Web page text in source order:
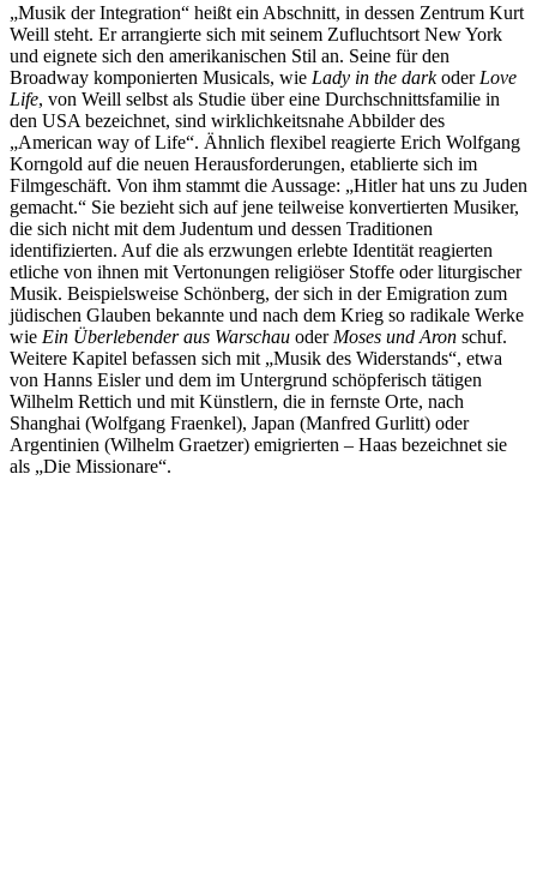
„Musik der Integration“ heißt ein Abschnitt, in dessen Zentrum Kurt
Weill steht. Er arrangierte sich mit seinem Zufluchtsort New York
und eignete sich den amerikanischen Stil an. Seine für den
Broadway komponierten Musicals, wie Lady in the darkoder Love
Life, von Weill selbst als Studie über eine Durchschnittsfamilie in
den USA bezeichnet, sind wirklichkeitsnahe Abbilder des
„American way of Life“. Ähnlich flexibel reagierte Erich Wolfgang
Korngold auf die neuen Herausforderungen, etablierte sich im
Filmgeschäft. Von ihm stammt die Aussage: „Hitler hat uns zu Juden
gemacht.“ Sie bezieht sich auf jene teilweise konvertierten Musiker,
die sich nicht mit dem Judentum und dessen Traditionen
identifizierten. Auf die als erzwungen erlebte Identität reagierten
etliche von ihnen mit Vertonungen religiöser Stoffe oder liturgischer
Musik. Beispielsweise Schönberg, der sich in der Emigration zum
jüdischen Glauben bekannte und nach dem Krieg so radikale Werke
wie Ein Überlebender aus Warschau oder Moses und Aron schuf.
Weitere Kapitel befassen sich mit „Musik des Widerstands“, etwa
von Hanns Eisler und dem im Untergrund schöpferisch tätigen
Wilhelm Rettich und mit Künstlern, die in fernste Orte, nach
Shanghai (Wolfgang Fraenkel), Japan (Manfred Gurlitt) oder
Argentinien (Wilhelm Graetzer) emigrierten – Haas bezeichnet sie
als „Die Missionare“.